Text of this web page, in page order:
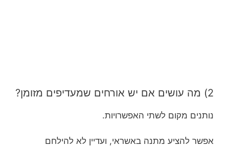
2) מה עושים אם יש אורחים שמעדיפים מזומן?
נותנים מקום לשתי האפשרויות.
אפשר להציע מתנה באשראי, ועדיין לא להילחם